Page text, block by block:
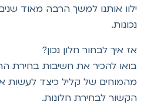
אותנו למשך הרבה מאוד שנים
איך לבחור חלון נכון?
להכיר את חשיבות בחירת
של קליל כיצד לעשות את
לבחירת חלונות.